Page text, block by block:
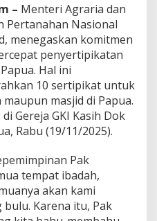
– Menteri Agraria dan
Pertanahan Nasional
menegaskan komitmen
penyertipikatan
Hal ini
10 sertipikat untuk
masjid di Papua.
Gereja GKI Kasih Dok
Rabu (19/11/2025).
Pak
tempat ibadah,
akan kami
Karena itu, Pak